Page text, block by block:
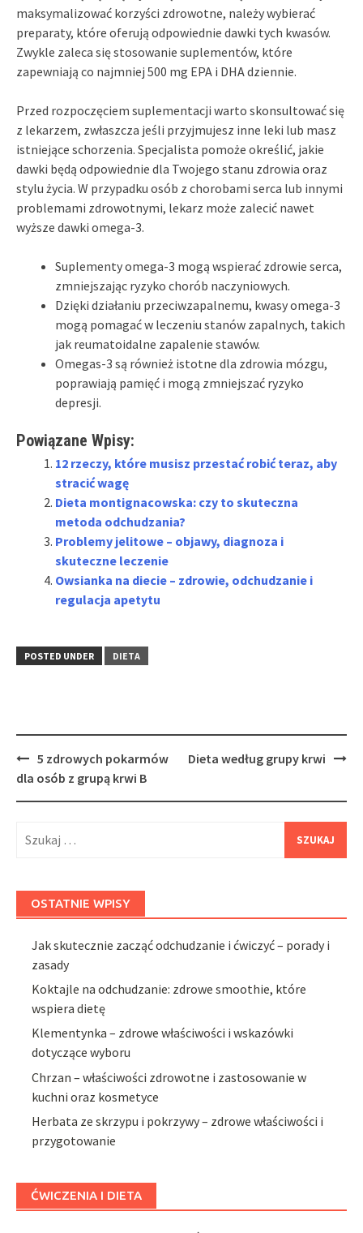
maksymalizować korzyści zdrowotne, należy wybierać
preparaty, które oferują odpowiednie dawki tych kwasów.
Zwykle zaleca się stosowanie suplementów, które
zapewniają co najmniej 500 mg EPA i DHA dziennie.
Przed rozpoczęciem suplementacji warto skonsultować się
z lekarzem, zwłaszcza jeśli przyjmujesz inne leki lub masz
istniejące schorzenia. Specjalista pomoże określić, jakie
dawki będą odpowiednie dla Twojego stanu zdrowia oraz
stylu życia. W przypadku osób z chorobami serca lub innymi
problemami zdrowotnymi, lekarz może zalecić nawet
wyższe dawki omega-3.
Suplementy omega-3 mogą wspierać zdrowie serca,
zmniejszając ryzyko chorób naczyniowych.
Dzięki działaniu przeciwzapalnemu, kwasy omega-3
mogą pomagać w leczeniu stanów zapalnych, takich
jak reumatoidalne zapalenie stawów.
Omegas-3 są również istotne dla zdrowia mózgu,
poprawiają pamięć i mogą zmniejszać ryzyko
depresji.
Powiązane Wpisy:
12 rzeczy, które musisz przestać robić teraz, aby
stracić wagę
Dieta montignacowska: czy to skuteczna
metoda odchudzania?
Problemy jelitowe – objawy, diagnoza i
skuteczne leczenie
Owsianka na diecie – zdrowie, odchudzanie i
regulacja apetytu
POSTED UNDER DIETA
Post
navigation
5 zdrowych pokarmów
dla osób z grupą krwi B
Dieta według grupy krwi
OSTATNIE WPISY
Jak skutecznie zacząć odchudzanie i ćwiczyć – porady i
zasady
Koktajle na odchudzanie: zdrowe smoothie, które
wspiera dietę
Klementynka – zdrowe właściwości i wskazówki
dotyczące wyboru
Chrzan – właściwości zdrowotne i zastosowanie w
kuchni oraz kosmetyce
Herbata ze skrzypu i pokrzywy – zdrowe właściwości i
przygotowanie
ĆWICZENIA I DIETA